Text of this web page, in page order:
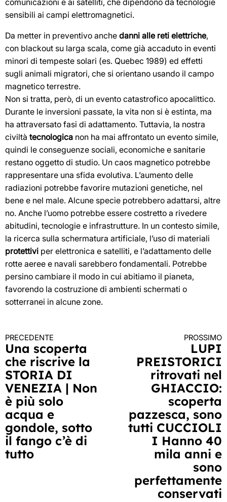
comunicazioni e ai satelliti, che dipendono da tecnologie
sensibili ai campi elettromagnetici.
Da metter in preventivo anche danni alle reti elettriche,
con blackout su larga scala, come già accaduto in eventi
minori di tempeste solari (es. Quebec 1989) ed effetti
sugli animali migratori, che si orientano usando il campo
magnetico terrestre.
Non si tratta, però, di un evento catastrofico apocalittico.
Durante le inversioni passate, la vita non si è estinta, ma
ha attraversato fasi di adattamento. Tuttavia, la nostra
civiltà tecnologica non ha mai affrontato un evento simile,
quindi le conseguenze sociali, economiche e sanitarie
restano oggetto di studio. Un caos magnetico potrebbe
rappresentare una sfida evolutiva. L’aumento delle
radiazioni potrebbe favorire mutazioni genetiche, nel
bene e nel male. Alcune specie potrebbero adattarsi, altre
no. Anche l’uomo potrebbe essere costretto a rivedere
abitudini, tecnologie e infrastrutture. In un contesto simile,
la ricerca sulla schermatura artificiale, l’uso di materiali
protettivi per elettronica e satelliti, e l’adattamento delle
rotte aeree e navali sarebbero fondamentali. Potrebbe
persino cambiare il modo in cui abitiamo il pianeta,
favorendo la costruzione di ambienti schermati o
sotterranei in alcune zone.
Continua
a
leggere
PRECEDENTE
Una scoperta
che riscrive la
STORIA DI
VENEZIA | Non
è più solo
acqua e
gondole, sotto
il fango c’è di
tutto
PROSSIMO
LUPI
PREISTORICI
ritrovati nel
GHIACCIO:
scoperta
pazzesca, sono
tutti CUCCIOLI
I Hanno 40
mila anni e
sono
perfettamente
conservati